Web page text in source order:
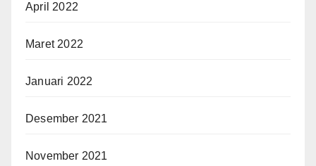
April 2022
Maret 2022
Januari 2022
Desember 2021
November 2021